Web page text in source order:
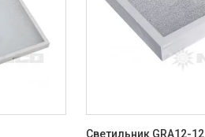
Светильник GRA12-12